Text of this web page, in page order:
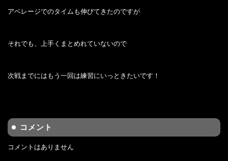
アベレージでのタイムも伸びてきたのですが
それでも、上手くまとめれていないので
次戦までにはもう一回は練習にいっときたいです！
コメント
コメントはありません